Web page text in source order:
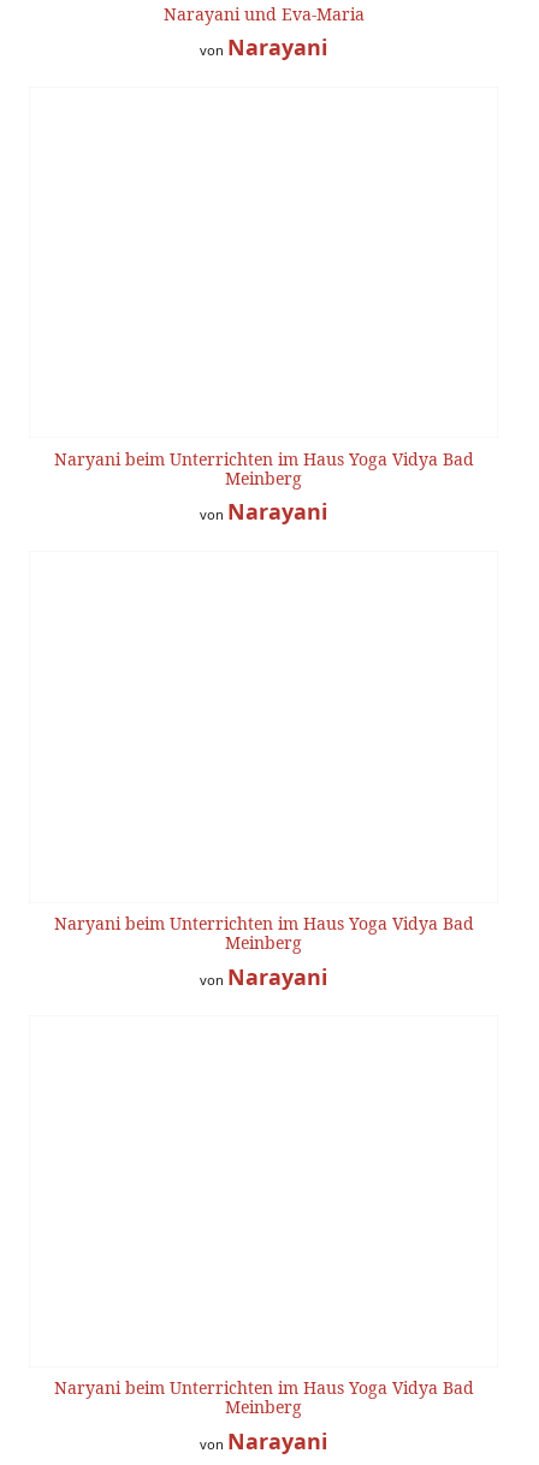
Narayani und Eva-Maria
von Narayani
Naryani beim Unterrichten im Haus Yoga Vidya Bad
Meinberg
von Narayani
Naryani beim Unterrichten im Haus Yoga Vidya Bad
Meinberg
von Narayani
Naryani beim Unterrichten im Haus Yoga Vidya Bad
Meinberg
von Narayani